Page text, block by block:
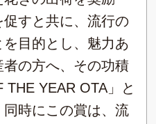
すと共に、流行の
目的とし、魅力あ
の方へ、その功積
THE YEAR OTA」と
同時にこの賞は、流